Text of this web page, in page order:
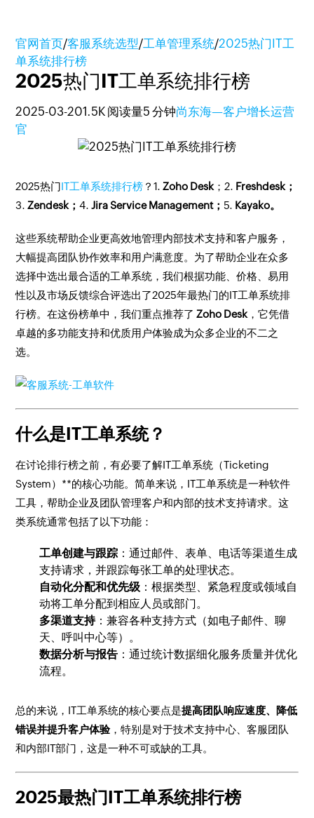
官网首页/客服系统选型/工单管理系统/2025热门IT工
单系统排行榜
2025热门IT工单系统排行榜
2025-03-201.5K 阅读量5 分钟尚东海—客户增长运营
官
2025热门IT工单系统排行榜 ？1.Zoho Desk ；2. Freshdesk；
3.Zendesk；4.Jira Service Management； 5. Kayako。
这些系统帮助企业更高效地管理内部技术支持和客户服务，
大幅提高团队协作效率和用户满意度。为了帮助企业在众多
选择中选出最合适的工单系统，我们根据功能、价格、易用
性以及市场反馈综合评选出了2025年最热门的IT工单系统排
行榜。在这份榜单中，我们重点推荐了Zoho Desk ，它凭借
卓越的多功能支持和优质用户体验成为众多企业的不二之
选。
什么是IT工单系统？
在讨论排行榜之前，有必要了解IT工单系统（Ticketing
System）**的核心功能。简单来说，IT工单系统是一种软件
工具，帮助企业及团队管理客户和内部的技术支持请求。这
类系统通常包括了以下功能：
工单创建与跟踪 ：通过邮件、表单、电话等渠道生成
支持请求，并跟踪每张工单的处理状态。
自动化分配和优先级 ：根据类型、紧急程度或领域自
动将工单分配到相应人员或部门。
多渠道支持：兼容各种支持方式（如电子邮件、聊
天、呼叫中心等）。
数据分析与报告 ：通过统计数据细化服务质量并优化
流程。
总的来说，IT工单系统的核心要点是提高团队响应速度、降低
错误并提升客户体验，特别是对于技术支持中心、客服团队
和内部IT部门，这是一种不可或缺的工具。
2025最热门IT工单系统排行榜